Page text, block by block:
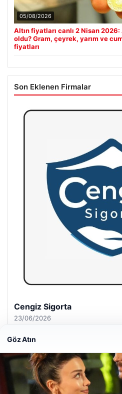
05/08/2026
Altın fiyatları canlı 2 Nisan
oldu? Gram, çeyrek, yarım ve
fiyatları
Son Eklenen Firmalar
Hastaş Beton
26/05/2026
Göz Atın